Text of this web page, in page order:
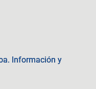
Información y